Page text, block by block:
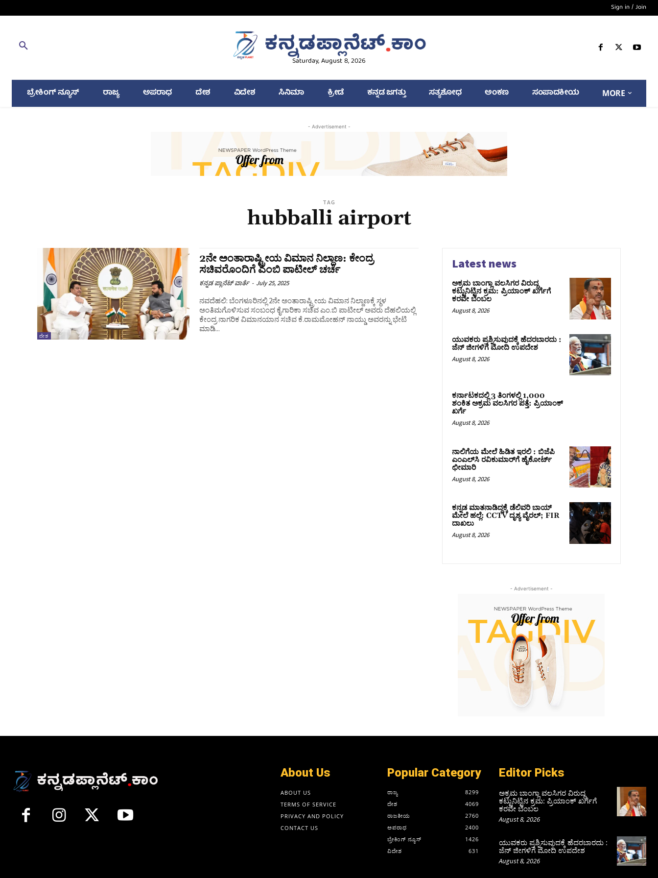
Sign in / Join
Saturday, August 8, 2026
ಬ್ರೇಕಿಂಗ್ ನ್ಯೂಸ್ ರಾಜ್ಯ ಅಪರಾಧ ದೇಶ ವಿದೇಶ ಸಿನಿಮಾ ಕ್ರೀಡೆ ಕನ್ನಡ ಜಗತ್ತು ಸತ್ಯಶೋಧ ಅಂಕಣ ಸಂಪಾದಕೀಯ MORE
- Advertisement -
TAG
hubballi airport
ದೇಶ
2ನೇ ಅಂತಾರಾಷ್ಟ್ರೀಯ ವಿಮಾನ ನಿಲ್ದಾಣ: ಕೇಂದ್ರ
ಸಚಿವರೊಂದಿಗೆ ಎಂಬಿ ಪಾಟೀಲ್‌ ಚರ್ಚೆ
ಕನ್ನಡ ಪ್ಲಾನೆಟ್ ವಾರ್ತೆ - July 25, 2025
ನವದೆಹಲಿ: ಬೆಂಗಳೂರಿನಲ್ಲಿ 2ನೇ ಅಂತಾರಾಷ್ಟ್ರೀಯ ವಿಮಾನ ನಿಲ್ದಾಣಕ್ಕೆ ಸ್ಥಳ
ಅಂತಿಮಗೊಳಿಸುವ ಸಂಬಂಧ ಕೈಗಾರಿಕಾ ಸಚಿವ ಎಂ.ಬಿ ಪಾಟೀಲ್ ಅವರು ದೆಹಲಿಯಲ್ಲಿ
ಕೇಂದ್ರ ನಾಗರಿಕ ವಿಮಾನಯಾನ ಸಚಿವ ಕೆ.ರಾಮಮೋಹನ್‌ ನಾಯ್ಡು ಅವರನ್ನು ಭೇಟಿ
ಮಾಡಿ...
Latest news
ಅಕ್ರಮ ಬಾಂಗ್ಲಾ ವಲಸಿಗರ ವಿರುದ್ಧ
ಕಟ್ಟುನಿಟ್ಟಿನ ಕ್ರಮ: ಪ್ರಿಯಾಂಕ್ ಖರ್ಗೆಗೆ
ಕರವೇ ಬೆಂಬಲ
August 8, 2026
ಯುವಕರು ಪ್ರಶ್ನಿಸುವುದಕ್ಕೆ ಹೆದರಬಾರದು :
ಜೆನ್‌ ಜೀಗಳಿಗೆ ಮೋದಿ ಉಪದೇಶ
August 8, 2026
ಕರ್ನಾಟಕದಲ್ಲಿ 3 ತಿಂಗಳಲ್ಲಿ 1,000
ಶಂಕಿತ ಅಕ್ರಮ ವಲಸಿಗರ ಪತ್ತೆ: ಪ್ರಿಯಾಂಕ್‌
ಖರ್ಗೆ
August 8, 2026
ನಾಲಿಗೆಯ ಮೇಲೆ ಹಿಡಿತ ಇರಲಿ : ಬಿಜೆಪಿ
ಎಂಎಲ್‌ಸಿ ರವಿಕುಮಾರ್‌ಗೆ ಹೈಕೋರ್ಟ್
ಛೀಮಾರಿ
August 8, 2026
ಕನ್ನಡ ಮಾತನಾಡಿದ್ದಕ್ಕೆ ಡೆಲಿವರಿ ಬಾಯ್
ಮೇಲೆ ಹಲ್ಲೆ: CCTV ದೃಶ್ಯ ವೈರಲ್; FIR
ದಾಖಲು
August 8, 2026
- Advertisement -
About Us
ABOUT US
TERMS OF SERVICE
PRIVACY AND POLICY
CONTACT US
Popular Category
ರಾಜ್ಯ
8299
ದೇಶ
4069
ರಾಜಕೀಯ
2760
ಅಪರಾಧ
2400
ಬ್ರೇಕಿಂಗ್ ನ್ಯೂಸ್
1426
ವಿದೇಶ
631
Editor Picks
ಅಕ್ರಮ ಬಾಂಗ್ಲಾ ವಲಸಿಗರ ವಿರುದ್ಧ
ಕಟ್ಟುನಿಟ್ಟಿನ ಕ್ರಮ: ಪ್ರಿಯಾಂಕ್ ಖರ್ಗೆಗೆ
ಕರವೇ ಬೆಂಬಲ
August 8, 2026
ಯುವಕರು ಪ್ರಶ್ನಿಸುವುದಕ್ಕೆ ಹೆದರಬಾರದು :
ಜೆನ್‌ ಜೀಗಳಿಗೆ ಮೋದಿ ಉಪದೇಶ
August 8, 2026